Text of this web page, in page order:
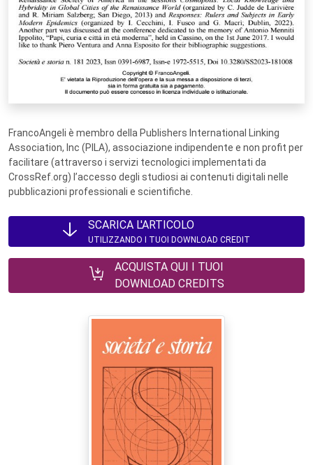
FrancoAngeli è membro della Publishers International Linking
Association, Inc (PILA), associazione indipendente e non profit per
facilitare (attraverso i servizi tecnologici implementati da
CrossRef.org) l’accesso degli studiosi ai contenuti digitali nelle
pubblicazioni professionali e scientifiche.
SCARICA L'ARTICOLO
UTILIZZANDO I TUOI DOWNLOAD CREDIT
ACQUISTA QUI I TUOI
DOWNLOAD CREDITS